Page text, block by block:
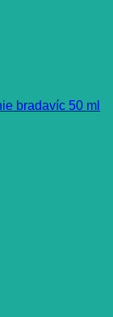
bradavíc 50 ml